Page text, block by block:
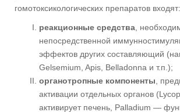
гомотоксикологических препаратов входят:
реакционные средства ,
непосредственной
эффектов других составляющий
Gelsemium, Apis, Belladonna и т.п.);
органотропные компоненты ,
активации отдельных органов
активирует печень, Palladium —